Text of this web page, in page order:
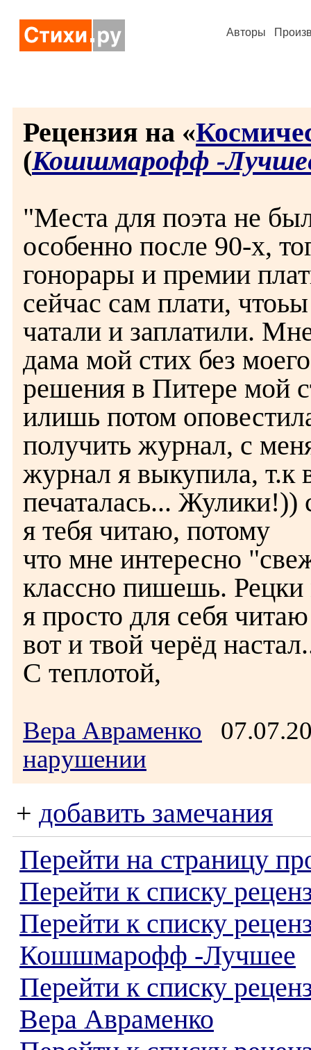
Авторы
Рецензия на «
(Кошшмарофф -
"Места для поэта не
особенно после 90-х,
гонорары и премии
сейчас сам плати,
чатали и заплатили.
дама мой стих без
решения в Питере мой
илишь потом
получить журнал, с
журнал я выкупила, т.к
печаталась...
я тебя читаю, потому
что мне интересно
классно пишешь.
я просто для себя
вот и твой черёд
С теплотой,
Вера Авраменко
нарушении
+ добавить замечания
Перейти на страницу
Перейти к списку
Перейти к списку
Кошшмарофф -Лучшее
Перейти к списку
Вера Авраменко